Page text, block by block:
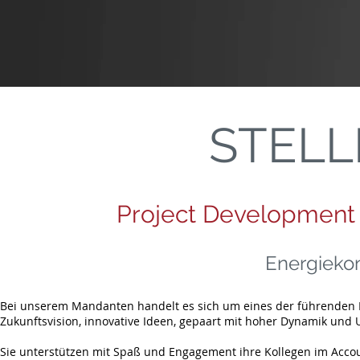
Project
Bei unserem Mandanten handelt es sich um eines der
Zukunftsvision, innovative Ideen, gepaart mit hoher Dynamik und
Sie unterstützen mit Spaß und Engagement ihre Kollegen im